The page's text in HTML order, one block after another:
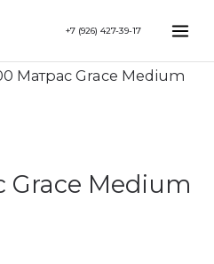
+7 (926) 427-39-17
Матрас Grace Medium
Grace Medium